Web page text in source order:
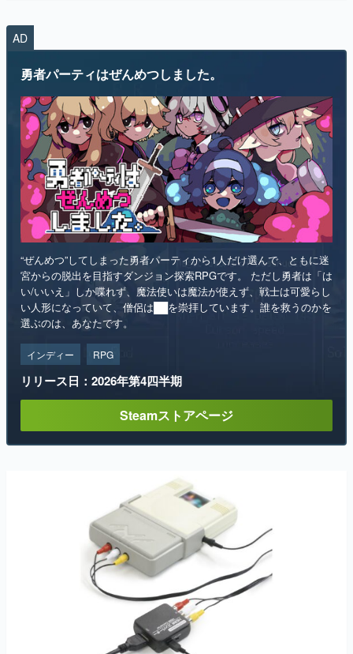
AD
勇者パーティはぜんめつしました。
“ぜんめつ”してしまった勇者パーティから1人だけ選んで、ともに迷
宮からの脱出を目指すダンジョン探索RPGです。 ただし勇者は「は
い/いいえ」しか喋れず、魔法使いは魔法が使えず、戦士は可愛らし
い人形になっていて、僧侶は██を崇拝しています。誰を救うのかを
選ぶのは、あなたです。
インディー RPG
リリース日：2026年第4四半期
Steamストアページ